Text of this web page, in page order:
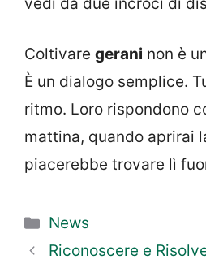
Coltivare gerani non è
È un dialogo semplice.
ritmo. Loro rispondono
mattina, quando aprirai
piacerebbe trovare lì
Categorie
News
Riconoscere e